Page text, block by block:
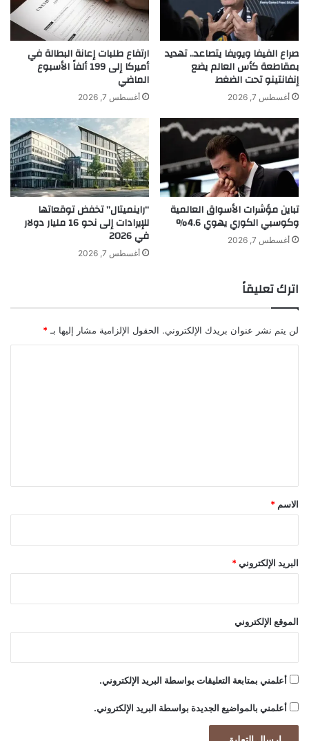
الخام 4.9% على أساس شهري في أغسطس
الخام الصين النفط نمو واردات
ع
ا
ت
ج
ي
د
ة
ع
ل
ر
و
س
ن
ل
ا
ل
ا
ر
ب
ع
ا
ل
ث
ا
ن
ي
ج
ا
و
زً
صراع الفيفا ويويفا يتصاعد.. تهديد
بمقاطعة كأس العالم يضع
إنفانتينو تحت الضغط
أغسطس 7, 2026
ارتفاع طلبات إعانة البطالة في
أميركا إلى 199 ألفاً الأسبوع
الماضي
أغسطس 7, 2026
تباين مؤشرات الأسواق العالمية
وكوسبي الكوري يهوي 4.6%
أغسطس 7, 2026
“راينميتال” تخفض توقعاتها
للإيرادات إلى نحو 16 مليار دولار
في 2026
أغسطس 7, 2026
اترك تعليقاً
لن يتم نشر عنوان بريدك الإلكتروني. الحقول الإلزامية مشار إليها بـ *
*
الاسم *
البريد الإلكتروني*
الموقع الإلكتروني
أعلمني بمتابعة التعليقات بواسطة البريد الإلكتروني.
أعلمني بالمواضيع الجديدة بواسطة البريد الإلكتروني.